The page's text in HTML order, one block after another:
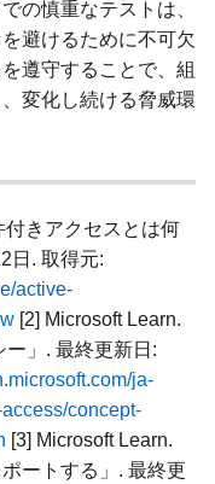
の慎重なテストは、
避けるために不可欠
遵守することで、組
変化し続ける脅威環
付きアクセスとは何
日. 取得元:
active-
[2] Microsoft Learn.
ー」. 最終更新日:
ja-
concept-
[3] Microsoft Learn.
ートする」. 最終更